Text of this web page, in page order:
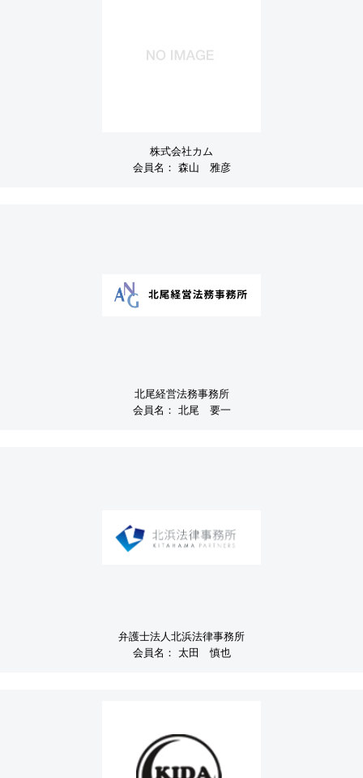
株式会社カム
会員名： 森山 雅彦
北尾経営法務事務所
会員名： 北尾 要一
弁護士法人北浜法律事務所
会員名： 太田 慎也